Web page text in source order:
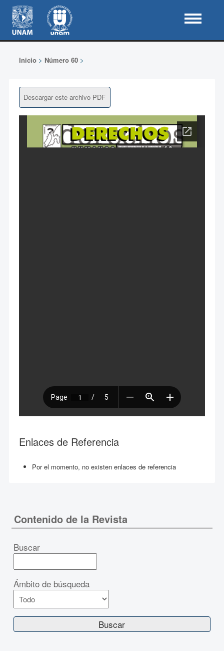
Inicio> Número 60>
Descargar este archivo PDF
Enlaces de Referencia
Por el momento, no existen enlaces de referencia
Contenido de la Revista
Buscar
Ámbito de búsqueda